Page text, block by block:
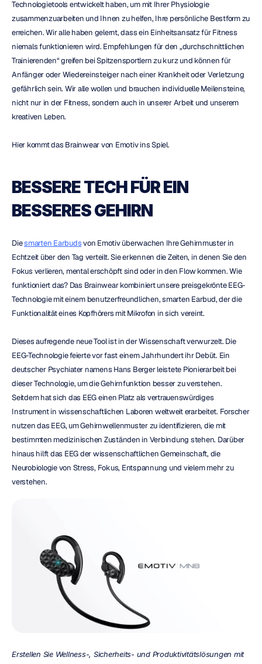
Technologietools entwickelt haben, um mit Ihrer Physiologie
zusammenzuarbeiten und Ihnen zu helfen, Ihre persönliche Bestform zu
erreichen. Wir alle haben gelernt, dass ein Einheitsansatz für Fitness
niemals funktionieren wird. Empfehlungen für den „durchschnittlichen
Trainierenden“ greifen bei Spitzensportlern zu kurz und können für
Anfänger oder Wiedereinsteiger nach einer Krankheit oder Verletzung
gefährlich sein. Wir alle wollen und brauchen individuelle Meilensteine,
nicht nur in der Fitness, sondern auch in unserer Arbeit und unserem
kreativen Leben.
Hier kommt das Brainwear von Emotiv ins Spiel.
BESSERE TECH FÜR EIN
BESSERES GEHIRN
Die smarten Earbuds von Emotiv überwachen Ihre Gehirnmuster in
Echtzeit über den Tag verteilt. Sie erkennen die Zeiten, in denen Sie den
Fokus verlieren, mental erschöpft sind oder in den Flow kommen. Wie
funktioniert das? Das Brainwear kombiniert unsere preisgekrönte EEG-
Technologie mit einem benutzerfreundlichen, smarten Earbud, der die
Funktionalität eines Kopfhörers mit Mikrofon in sich vereint.
Dieses aufregende neue Tool ist in der Wissenschaft verwurzelt. Die
EEG-Technologie feierte vor fast einem Jahrhundert ihr Debüt. Ein
deutscher Psychiater namens Hans Berger leistete Pionierarbeit bei
dieser Technologie, um die Gehirnfunktion besser zu verstehen.
Seitdem hat sich das EEG einen Platz als vertrauenswürdiges
Instrument in wissenschaftlichen Laboren weltweit erarbeitet. Forscher
nutzen das EEG, um Gehirnwellenmuster zu identifizieren, die mit
bestimmten medizinischen Zuständen in Verbindung stehen. Darüber
hinaus hilft das EEG der wissenschaftlichen Gemeinschaft, die
Neurobiologie von Stress, Fokus, Entspannung und vielem mehr zu
verstehen.
Erstellen Sie Wellness-, Sicherheits- und Produktivitätslösungen mit